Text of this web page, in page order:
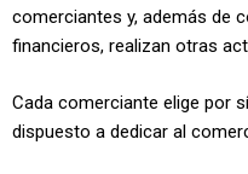
comerciantes y, además de
financieros, realizan otras
Cada comerciante elige por
dispuesto a dedicar al